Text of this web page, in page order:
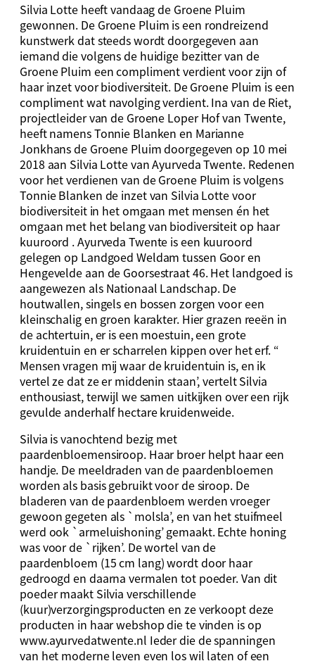
Silvia Lotte heeft vandaag de Groene Pluim
gewonnen. De Groene Pluim is een rondreizend
kunstwerk dat steeds wordt doorgegeven aan
iemand die volgens de huidige bezitter van de
Groene Pluim een compliment verdient voor zijn of
haar inzet voor biodiversiteit. De Groene Pluim is een
compliment wat navolging verdient. Ina van de Riet,
projectleider van de Groene Loper Hof van Twente,
heeft namens Tonnie Blanken en Marianne
Jonkhans de Groene Pluim doorgegeven op 10 mei
2018 aan Silvia Lotte van Ayurveda Twente. Redenen
voor het verdienen van de Groene Pluim is volgens
Tonnie Blanken de inzet van Silvia Lotte voor
biodiversiteit in het omgaan met mensen én het
omgaan met het belang van biodiversiteit op haar
kuuroord . Ayurveda Twente is een kuuroord
gelegen op Landgoed Weldam tussen Goor en
Hengevelde aan de Goorsestraat 46. Het landgoed is
aangewezen als Nationaal Landschap. De
houtwallen, singels en bossen zorgen voor een
kleinschalig en groen karakter. Hier grazen reeën in
de achtertuin, er is een moestuin, een grote
kruidentuin en er scharrelen kippen over het erf. “
Mensen vragen mij waar de kruidentuin is, en ik
vertel ze dat ze er middenin staan’, vertelt Silvia
enthousiast, terwijl we samen uitkijken over een rijk
gevulde anderhalf hectare kruidenweide.
Silvia is vanochtend bezig met
paardenbloemensiroop. Haar broer helpt haar een
handje. De meeldraden van de paardenbloemen
worden als basis gebruikt voor de siroop. De
bladeren van de paardenbloem werden vroeger
gewoon gegeten als `molsla’, en van het stuifmeel
werd ook `armeluishoning’ gemaakt. Echte honing
was voor de `rijken’. De wortel van de
paardenbloem (15 cm lang) wordt door haar
gedroogd en daarna vermalen tot poeder. Van dit
poeder maakt Silvia verschillende
(kuur)verzorgingsproducten en ze verkoopt deze
producten in haar webshop die te vinden is op
www.ayurvedatwente.nl Ieder die de spanningen
van het moderne leven even los wil laten of een